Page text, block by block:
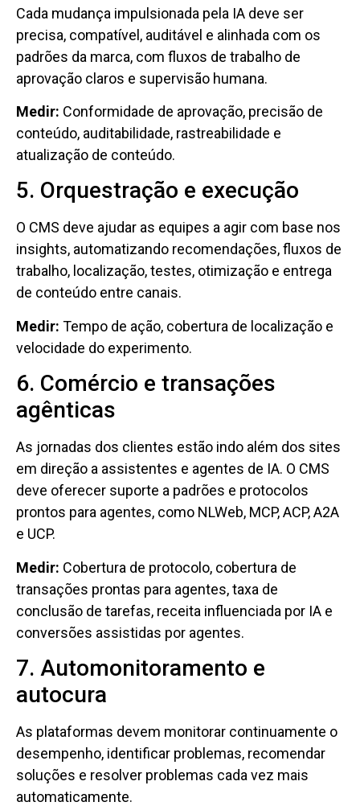
Cada mudança impulsionada pela IA deve ser
precisa, compatível, auditável e alinhada com os
padrões da marca, com fluxos de trabalho de
aprovação claros e supervisão humana.
Medir: Conformidade de aprovação, precisão de
conteúdo, auditabilidade, rastreabilidade e
atualização de conteúdo.
5. Orquestração e execução
O CMS deve ajudar as equipes a agir com base nos
insights, automatizando recomendações, fluxos de
trabalho, localização, testes, otimização e entrega
de conteúdo entre canais.
Medir: Tempo de ação, cobertura de localização e
velocidade do experimento.
6. Comércio e transações
agênticas
As jornadas dos clientes estão indo além dos sites
em direção a assistentes e agentes de IA. O CMS
deve oferecer suporte a padrões e protocolos
prontos para agentes, como NLWeb, MCP, ACP, A2A
e UCP.
Medir: Cobertura de protocolo, cobertura de
transações prontas para agentes, taxa de
conclusão de tarefas, receita influenciada por IA e
conversões assistidas por agentes.
7. Automonitoramento e
autocura
As plataformas devem monitorar continuamente o
desempenho, identificar problemas, recomendar
soluções e resolver problemas cada vez mais
automaticamente.